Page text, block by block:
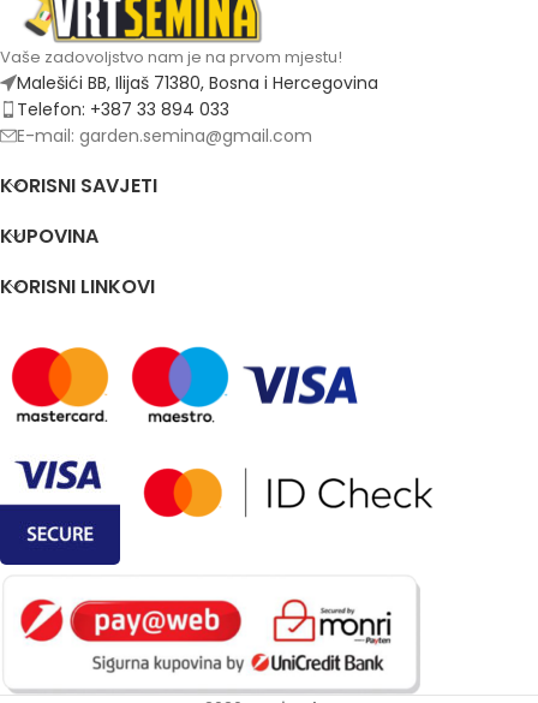
Vaše zadovoljstvo nam je na prvom mjestu!
Malešići BB, Ilijaš 71380, Bosna i Hercegovina
Telefon: +387 33 894 033
E-mail: garden.semina@gmail.com
KORISNI SAVJETI
KUPOVINA
KORISNI LINKOVI